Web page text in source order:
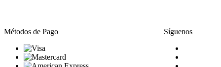
Métodos de Pago Síguenos